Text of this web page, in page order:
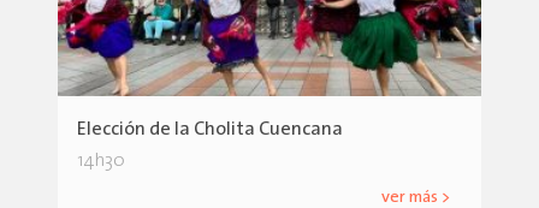
Elección de la Cholita Cuencana
14h30
ver más >